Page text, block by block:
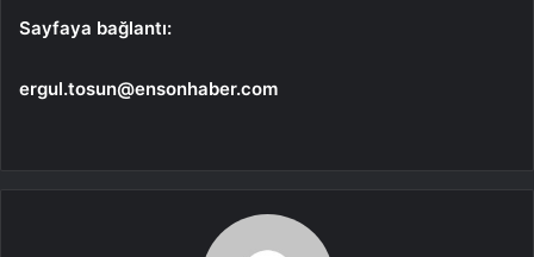
Sayfaya bağlantı:
ergul.tosun@ensonhaber.com